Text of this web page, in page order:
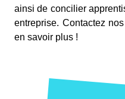
ainsi de concilier
entreprise. Contactez
en savoir plus !